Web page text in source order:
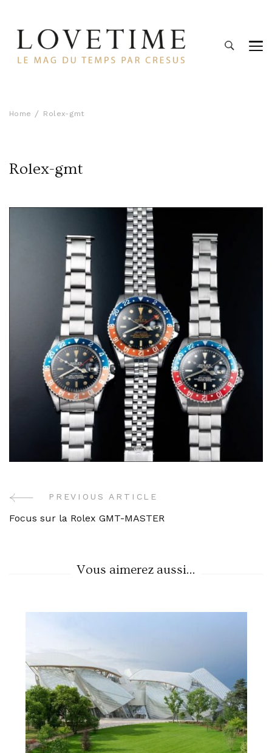
Home Rolex-gmt
Rolex-gmt
Post
PREVIOUS ARTICLE
Focus sur la Rolex GMT-MASTER
Vous aimerez aussi...